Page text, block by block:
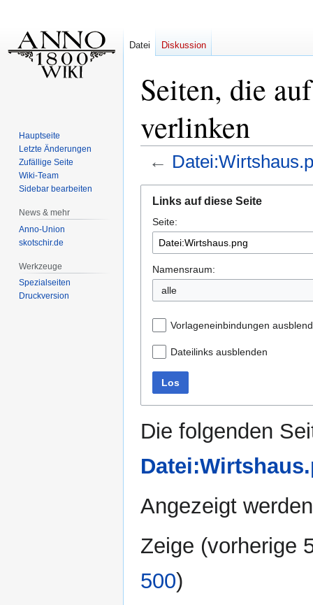
Seiten, die
verlinken
←
Navigation
springen
Suche
springen
Links auf diese Seite
Seite:
Namensraum:
alle
Vorlageneinbindungen
Dateilinks ausblenden
Los
Die folgenden
Angezeigt
Zeige (vorherige
500)
Datei Diskussion
Hauptseite
Letzte Änderungen
Zufällige Seite
Wiki-Team
Sidebar bearbeiten
News & mehr
Anno-Union
skotschir.de
Werkzeuge
Spezialseiten
Druckversion